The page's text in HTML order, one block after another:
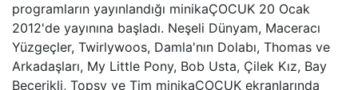
HALK TV
A HABER
programların yayınlandığı minikaÇOCUK 20 Ocak
2012'de yayınına başladı. Neşeli Dünyam, Maceracı
Yüzgeçler, Twirlywoos, Damla'nın Dolabı, Thomas ve
Arkadaşları, My Little Pony, Bob Usta, Çilek Kız, Bay
Becerikli, Topsy ve Tim minikaÇOCUK ekranlarında